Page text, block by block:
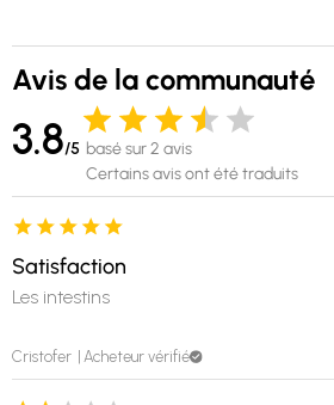
Avis de la communauté
3.8/5 basé sur 2 avis
Certains avis ont été traduits
Cristofer Acheteur vérifié
Satisfaction
Les intestins